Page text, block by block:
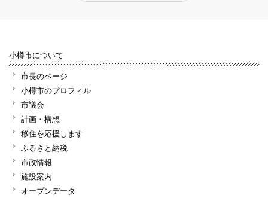
小樽市について
市長のページ
小樽市のプロフィル
市議会
計画・構想
移住を応援します
ふるさと納税
市政情報
施設案内
オープンデータ